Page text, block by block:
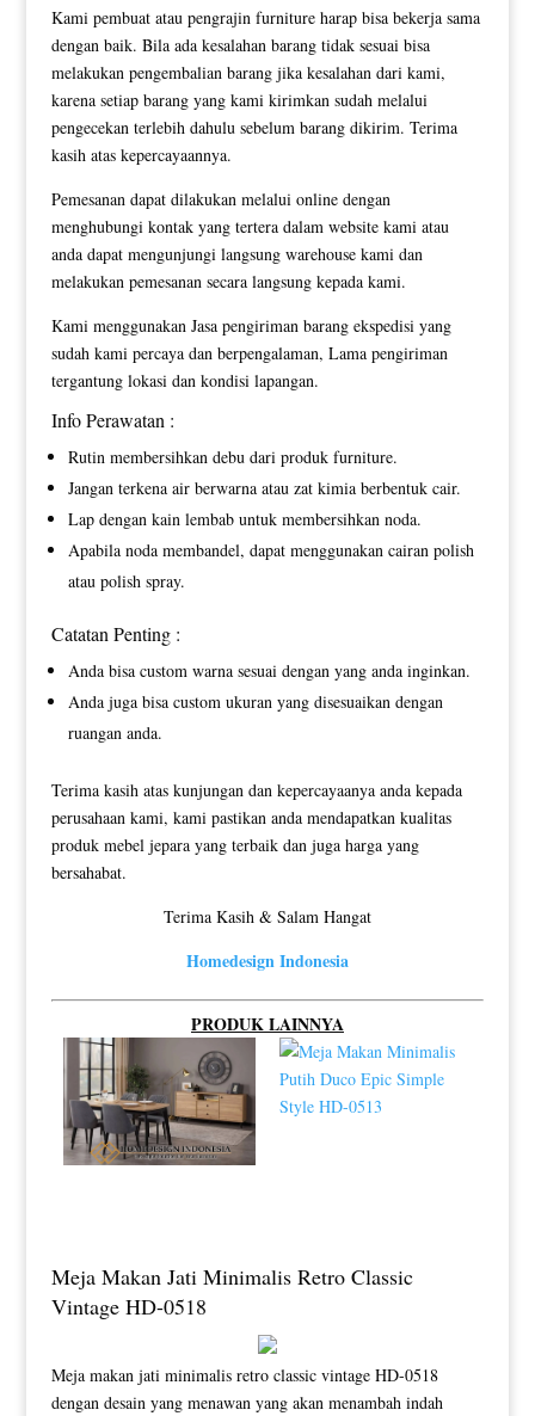
Kami pembuat atau pengrajin furniture harap bisa bekerja sama
dengan baik. Bila ada kesalahan barang tidak sesuai bisa
melakukan pengembalian barang jika kesalahan dari kami,
karena setiap barang yang kami kirimkan sudah melalui
pengecekan terlebih dahulu sebelum barang dikirim. Terima
kasih atas kepercayaannya.
Pemesanan dapat dilakukan melalui online dengan
menghubungi kontak yang tertera dalam website kami atau
anda dapat mengunjungi langsung warehouse kami dan
melakukan pemesanan secara langsung kepada kami.
Kami menggunakan Jasa pengiriman barang ekspedisi yang
sudah kami percaya dan berpengalaman, Lama pengiriman
tergantung lokasi dan kondisi lapangan.
Info Perawatan :
Rutin membersihkan debu dari produk furniture.
Jangan terkena air berwarna atau zat kimia berbentuk cair.
Lap dengan kain lembab untuk membersihkan noda.
Apabila noda membandel, dapat menggunakan cairan polish
atau polish spray.
Catatan Penting :
Anda bisa custom warna sesuai dengan yang anda inginkan.
Anda juga bisa custom ukuran yang disesuaikan dengan
ruangan anda.
Terima kasih atas kunjungan dan kepercayaanya anda kepada
perusahaan kami, kami pastikan anda mendapatkan kualitas
produk mebel jepara yang terbaik dan juga harga yang
bersahabat.
Terima Kasih & Salam Hangat
Homedesign Indonesia
PRODUK LAINNYA
Meja Makan Jati Minimalis Retro Classic
Vintage HD-0518
Meja makan jati minimalis retro classic vintage HD-0518
dengan desain yang menawan yang akan menambah indah